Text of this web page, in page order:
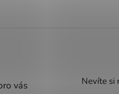
vás Nevíte si